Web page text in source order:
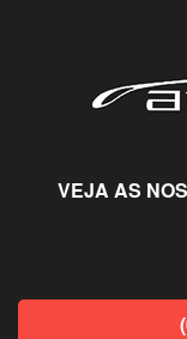
VEJA AS